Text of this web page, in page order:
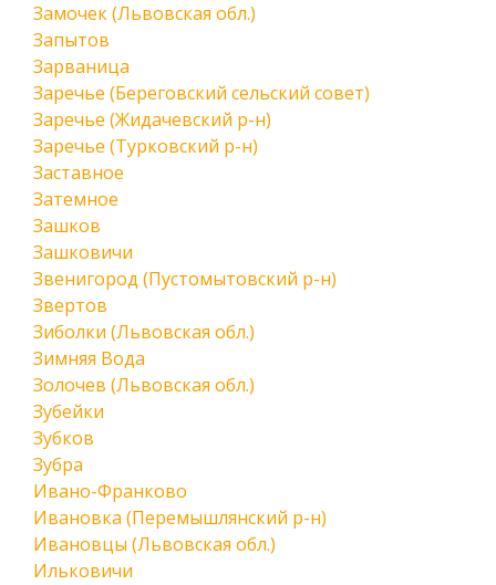
Замочек (Львовская обл.)
Запытов
Зарваница
Заречье (Береговский сельский совет)
Заречье (Жидачевский р-н)
Заречье (Турковский р-н)
Заставное
Затемное
Зашков
Зашковичи
Звенигород (Пустомытовский р-н)
Звертов
Зиболки (Львовская обл.)
Зимняя Вода
Золочев (Львовская обл.)
Зубейки
Зубков
Зубра
Ивано-Франково
Ивановка (Перемышлянский р-н)
Ивановцы (Львовская обл.)
Ильковичи